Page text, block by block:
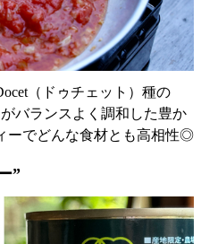
（ドゥチェット）種の
バランスよく調和した豊か
ーでどんな食材とも高相性◎
”